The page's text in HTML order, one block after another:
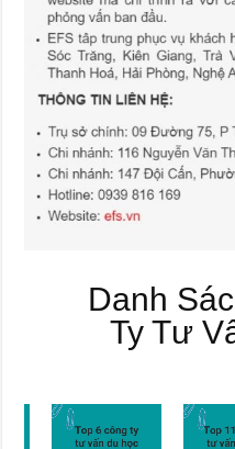
Danh
Ty Tư